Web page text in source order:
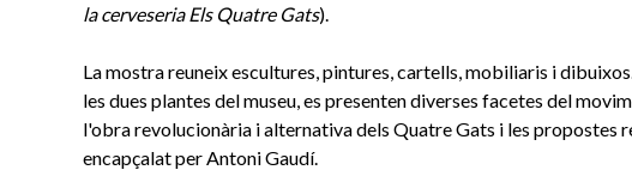
la cerveseria Els Quatre Gats).
La mostra reuneix escultures, pintures, cartells, mobiliaris i
les dues plantes del museu, es presenten diverses facetes del
l'obra revolucionària i alternativa dels Quatre Gats i les propostes
encapçalat per Antoni Gaudí.